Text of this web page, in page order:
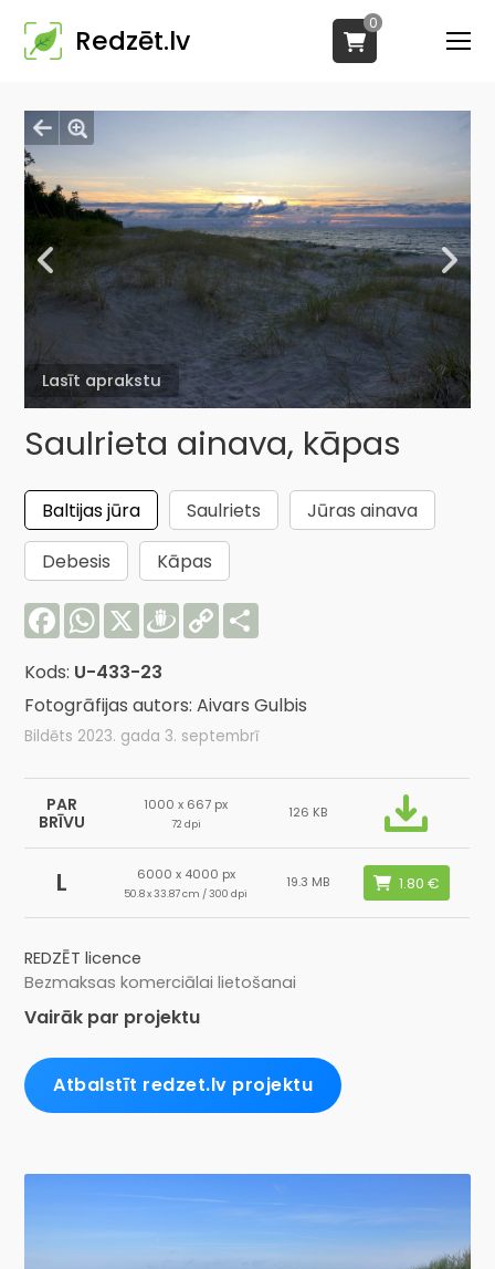
Redzēt.lv
0
Lasīt aprakstu
Saulrieta ainava, kāpas
Baltijas jūra Saulriets
Jūras ainava
Debesis
Kāpas
FacebookWhatsApp
X Draugiem
Copy
Link
Kods: U-433-23
Fotogrāfijas autors: Aivars Gulbis
Bildēts 2023. gada 3. septembrī
PAR
BRĪVU
1000 x 667 px
72 dpi
126 KB
L 6000 x 4000 px
50.8 x 33.87 cm / 300 dpi
19.3 MB
REDZĒT licence
Bezmaksas komerciālai lietošanai
Vairāk par projektu
Atbalstīt redzet.lv projektu